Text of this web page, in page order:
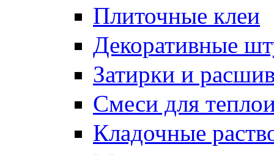
Плиточные клеи
Декоративные
Затирки и
Смеси для
Кладочные